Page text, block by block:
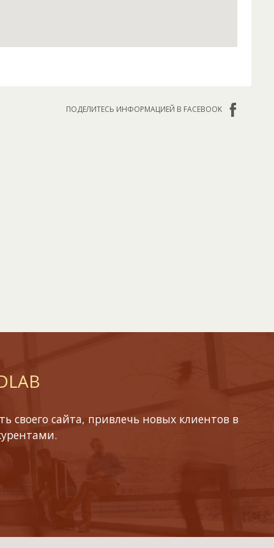
ПОДЕЛИТЕСЬ ИНФОРМАЦИЕЙ В FACEBOOK
своего сайта, привлечь новых клиентов в